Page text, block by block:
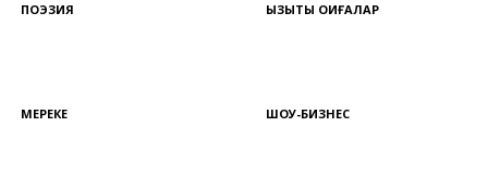
ПОЭЗИЯ ҚЫЗЫҚТЫ ОҚИҒАЛАР
МЕРЕКЕ ШОУ-БИЗНЕС